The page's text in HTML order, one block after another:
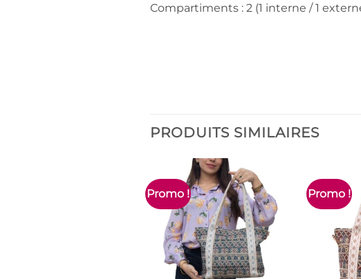
Compartiments : 2 (1 interne / 1
PRODUITS SIMILAIRES
Promo ! Promo !